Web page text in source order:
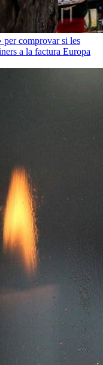
per comprovar si les
a la factura Europa